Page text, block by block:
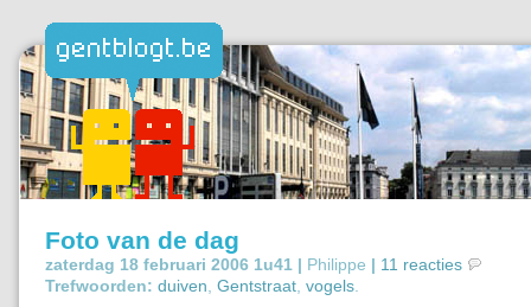
Foto van de dag
zaterdag 18 februari 2006 1u41 | Philippe | 11 reacties
Trefwoorden: duiven Gentstraat vogels